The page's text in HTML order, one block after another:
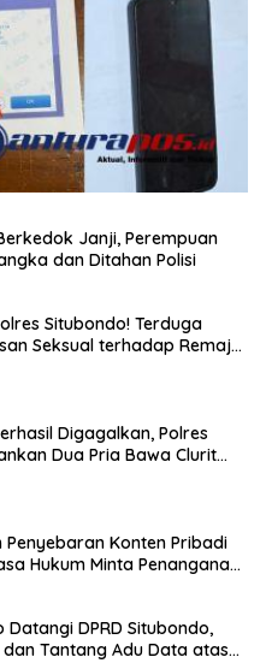
Janji, Perempuan
dan Ditahan Polisi
Situbondo! Terduga
Seksual terhadap Remaja
Digagalkan, Polres
Dua Pria Bawa Clurit
Konten Pribadi
Hukum Minta Penanganan
Datangi DPRD Situbondo,
dan Tantang Adu Data atas